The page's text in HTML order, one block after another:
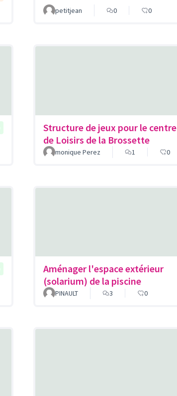
petitjean 0 0
Structure de jeux pour le centre
de Loisirs de la Brossette
monique Perez 1 0
Aménager l'espace extérieur
(solarium) de la piscine
PINAULT 3 0